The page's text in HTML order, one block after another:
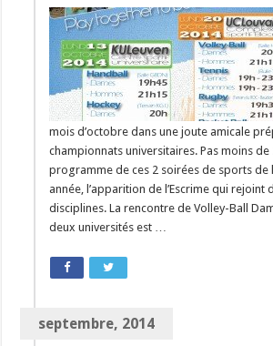
mois d’octobre dans une joute amicale
championnats universitaires. Pas moins de
programme de ces 2 soirées de sports de
année, l’apparition de l’Escrime qui rejoint
disciplines. La rencontre de Volley-Ball
deux universités est …
septembre, 2014